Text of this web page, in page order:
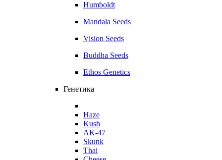
Humboldt
Mandala Seeds
Vision Seeds
Buddha Seeds
Ethos Genetics
Генетика
Haze
Kush
AK-47
Skunk
Thai